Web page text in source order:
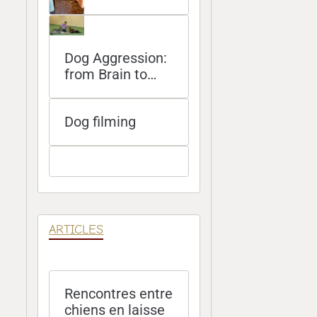
Dog Aggression:
from Brain to
Dog filming
ARTICLES
Rencontres entre
chiens en laisse